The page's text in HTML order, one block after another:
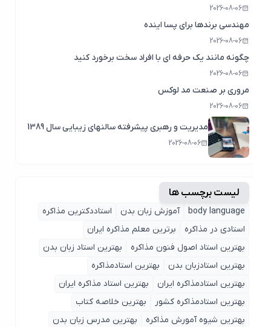
2026-08-06
مهندسی برندها برای پسا اینده
2026-08-06
چگونه مانند یک حرفه ای با افراد سخت برخورد کنید
2026-08-06
مروری بر صنعت مد لوکس
2026-08-06
مدیریت و رهبری پیشرفته سالنهای زیبایی سال 1389
2026-08-06
لیست برچسب ها
body language آموزش زبان بدن
استاددکترین مذاکره
استادی در مذاکره
برترین معلم مذاکره ایران
بهترین استاد اصول ‌فنون مذاکره
بهترین استاد زبان بدن
بهترین استادزبان بدن
بهترین استادمذاکره
بهترین استادمذاکره ایران
بهترین استاد مذاکره ایران
بهترین استادمذاکره کشور
بهترین خلاصه کتاب
بهترین شیوه آمورش مذاکره
بهترین مدرس زبان بدن